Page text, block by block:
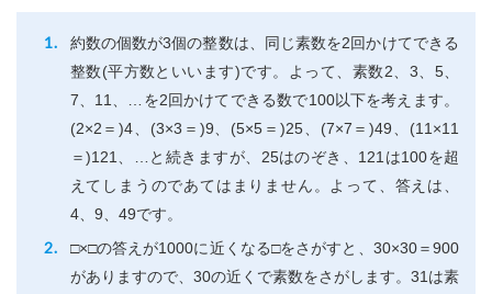
約数の個数が3個の整数は、同じ素数を2回かけてできる
整数(平方数といいます)です。よって、素数2、3、5、
7、11、…を2回かけてできる数で100以下を考えます。
(2×2＝)4、(3×3＝)9、(5×5＝)25、(7×7＝)49、(11×11
＝)121、…と続きますが、25はのぞき、121は100を超
えてしまうのであてはまりません。よって、答えは、
4、9、49です。
□×□の答えが1000に近くなる□をさがすと、30×30＝900
がありますので、30の近くで素数をさがします。31は素